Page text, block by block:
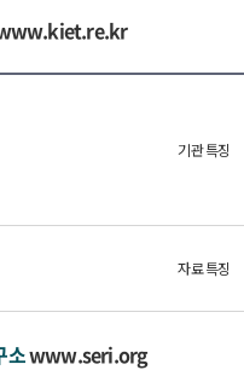
기관 특징
자료 특징
소www.seri.org